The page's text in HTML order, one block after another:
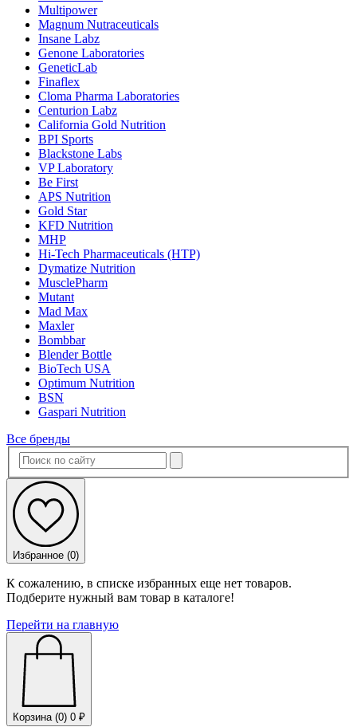
Multipower
Magnum Nutraceuticals
Insane Labz
Genone Laboratories
GeneticLab
Finaflex
Cloma Pharma Laboratories
Centurion Labz
California Gold Nutrition
BPI Sports
Blackstone Labs
VP Laboratory
Be First
APS Nutrition
Gold Star
KFD Nutrition
MHP
Hi-Tech Pharmaceuticals (HTP)
Dymatize Nutrition
MusclePharm
Mutant
Mad Max
Maxler
Bombbar
Blender Bottle
BioTech USA
Optimum Nutrition
BSN
Gaspari Nutrition
Все бренды
Избранное (0)
К сожалению, в списке избранных еще нет товаров.
Подберите нужный вам товар в каталоге!
Перейти на главную
Корзина (0) 0 ₽